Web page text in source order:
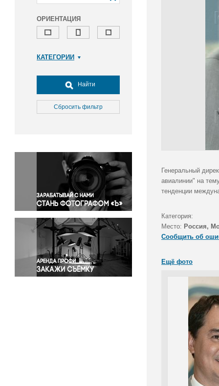
ОРИЕНТАЦИЯ
КАТЕГОРИИ
Досуг, туризм и отдых
Культура
Медицина
Окружающая среда
Политика
Правосудие
Происшествия и конфликты
Религия
Светская жизнь
Спорт
Экология
Экономика и бизнес
Найти
Сбросить фильтр
Генеральный
авиалинии" на
тенденции
Категория:
Место: Россия,
Сообщить об
Ещё фото